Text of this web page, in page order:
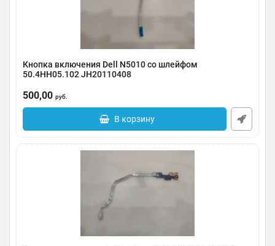
Кнопка включения Dell N5010 со шлейфом
50.4HH05.102 JH20110408
500,00 руб.
В корзину